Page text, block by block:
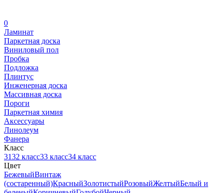
0
Ламинат
Паркетная доска
Виниловый пол
Пробка
Подложка
Плинтус
Инженерная доска
Массивная доска
Пороги
Паркетная химия
Аксессуары
Линолеум
Фанера
Класс
3132 класс33 класс34 класс
Цвет
БежевыйВинтаж
(состаренный)КрасныйЗолотистыйРозовыйЖелтыйБелый и